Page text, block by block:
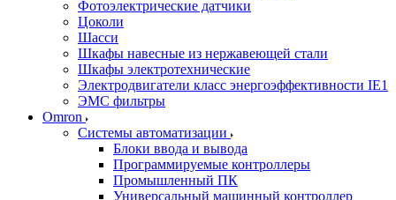
Фотоэлектрические датчики
Цоколи
Шасси
Шкафы навесные из нержавеющей стали
Шкафы электротехнические
Электродвигатели класс энергоэффективности IE1
ЭМС фильтры
Omron
Системы автоматизации
Блоки ввода и вывода
Программируемые контроллеры
Промышленный ПК
Универсальный машинный контроллер